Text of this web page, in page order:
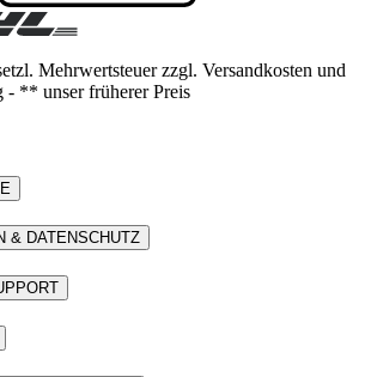
Mehrwertsteuer zzgl. Versandkosten und
- ** unser früherer Preis
& DATENSCHUTZ